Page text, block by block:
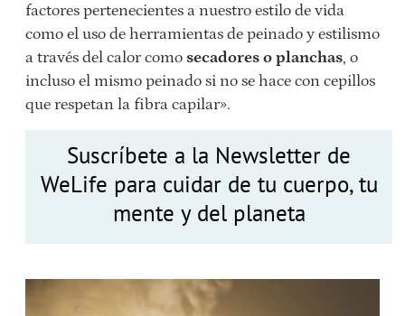
factores pertenecientes a nuestro estilo de vida
como el uso de herramientas de peinado y estilismo
a través del calor como secadores o planchas, o
incluso el mismo peinado si no se hace con cepillos
que respetan la fibra capilar».
Suscríbete a la Newsletter de
WeLife para cuidar de tu cuerpo, tu
mente y del planeta